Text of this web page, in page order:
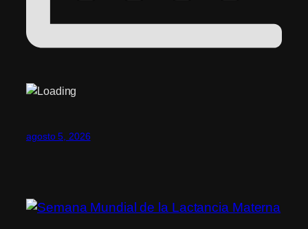
agosto 5, 2026